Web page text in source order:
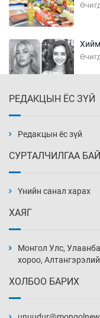
РЕДАКЦЫН ЁС ЗҮЙ
Редакцын ёс зүй
СУРТАЛЧИЛГАА
Үнийн санал харах
ХАЯГ
Монгол Улс,
хороо,
ХОЛБОО БАРИХ